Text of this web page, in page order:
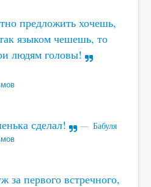
предложить хочешь,
языком чешешь, то
людям головы!
сделал! Бабуля
за первого встречного,